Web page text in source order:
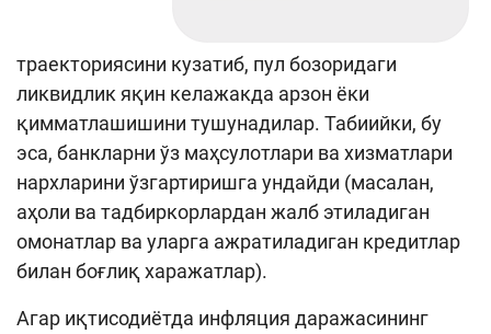
траекториясини кузатиб, пул бозоридаги
ликвидлик яқин келажакда арзон ёки
қимматлашишини тушунадилар. Табиийки, бу
эса, банкларни ўз маҳсулотлари ва хизматлари
нархларини ўзгартиришга ундайди (масалан,
аҳоли ва тадбиркорлардан жалб этиладиган
омонатлар ва уларга ажратиладиган кредитлар
билан боғлиқ харажатлар).
Агар иқтисодиётда инфляция даражасининг